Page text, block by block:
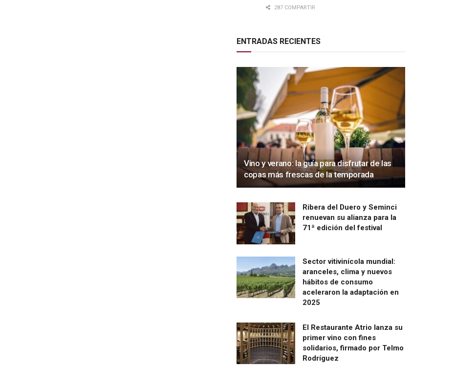
287 COMPARTIR
ENTRADAS RECIENTES
Vino y verano: la guía para disfrutar de las
copas más frescas de la temporada
Ribera del Duero y Seminci
renuevan su alianza para la
71ª edición del festival
Sector vitivinícola mundial:
aranceles, clima y nuevos
hábitos de consumo
aceleraron la adaptación en
2025
El Restaurante Atrio lanza su
primer vino con fines
solidarios, firmado por Telmo
Rodríguez